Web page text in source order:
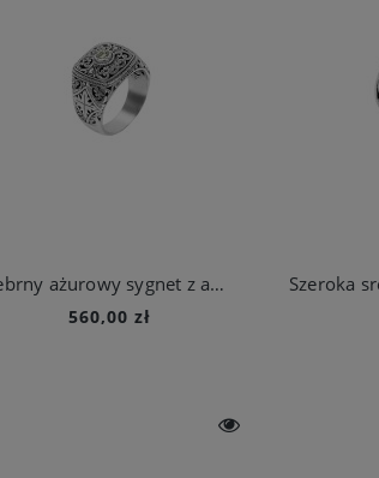
Srebrny ażurowy sygnet z ametystem z kolekcji Duo
560,00 zł